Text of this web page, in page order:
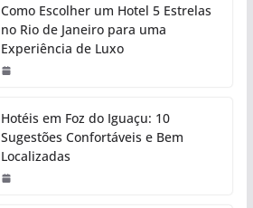
Como Escolher um Hotel 5 Estrelas
no Rio de Janeiro para uma
Experiência de Luxo
Hotéis em Foz do Iguaçu: 10
Sugestões Confortáveis e Bem
Localizadas